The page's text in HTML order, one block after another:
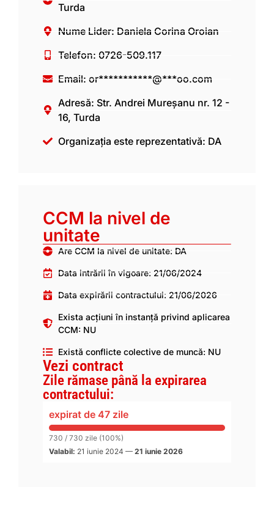
Turda
Nume Lider: Daniela Corina Oroian
Telefon: 0726-509.117
Email: or***********@***oo.com
Adresă: Str. Andrei Mureșanu nr. 12 -
16, Turda
Organizația este reprezentativă: DA
CCM la nivel de
unitate
Are CCM la nivel de unitate: DA
Data intrării în vigoare: 21/06/2024
Data expirării contractului: 21/06/2026
Exista acțiuni în instanță privind aplicarea
CCM: NU
Există conflicte colective de muncă: NU
Vezi contract
Zile rămase până la expirarea
contractului:
expirat de 47 zile
730 / 730 zile (100%)
Valabil: 21 iunie 2024 — 21 iunie 2026